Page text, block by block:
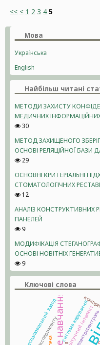
<< < 1 2 3 4 5
Мова
Українська
English
Найбільш читані
МЕТОДИ ЗАХИСТУ
МЕДИЧНИХ
30
МЕТОД ЗАХИЩЕНОГО
ОСНОВІ РЕЛЯЦІЙНОЇ БАЗИ
29
ОСНОВНІ КРИТЕРІАЛЬНІ
СТОМАТОЛОГІЧНИХ
12
АНАЛІЗ КОНСТРУКТИВНИХ
ПАНЕЛЕЙ
9
МОДИФІКАЦІЯ
ОСНОВІ НОВІТНІХ
9
Ключові слова
штучний інтелект
система керування
сміттєспалювальний завод